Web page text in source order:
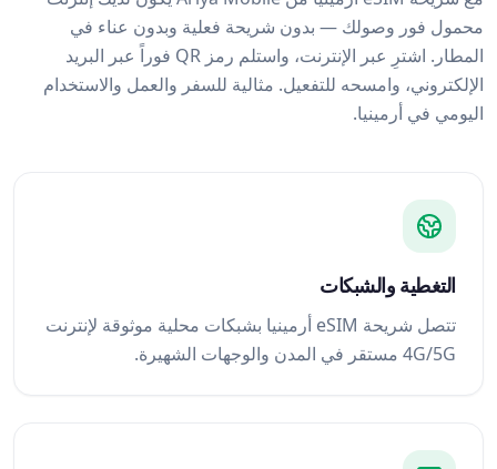
محمول فور وصولك — بدون شريحة فعلية وبدون عناء في
المطار. اشترِ عبر الإنترنت، واستلم رمز QR فوراً عبر البريد
الإلكتروني، وامسحه للتفعيل. مثالية للسفر والعمل والاستخدام
اليومي في أرمينيا.
التغطية والشبكات
تتصل شريحة eSIM أرمينيا بشبكات محلية موثوقة لإنترنت
4G/5G مستقر في المدن والوجهات الشهيرة.